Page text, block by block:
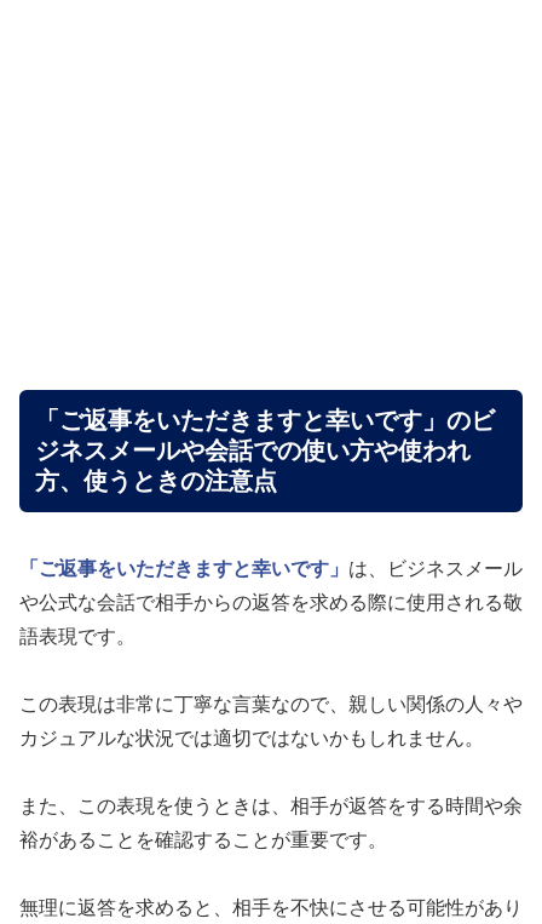
「ご返事をいただきますと幸いです」のビ
ジネスメールや会話での使い方や使われ
方、使うときの注意点
「ご返事をいただきますと幸いです」 は、ビジネスメール
や公式な会話で相手からの返答を求める際に使用される敬
語表現です。
この表現は非常に丁寧な言葉なので、親しい関係の人々や
カジュアルな状況では適切ではないかもしれません。
また、この表現を使うときは、相手が返答をする時間や余
裕があることを確認することが重要です。
無理に返答を求めると、相手を不快にさせる可能性があり